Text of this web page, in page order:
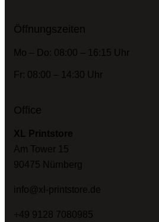
Öffnungszeiten
Mo – Do: 08:00 – 16:15 Uhr
Fr: 08:00 – 14:30 Uhr
Office
XL Printstore
Am Tower 15
90475 Nürnberg
info@xl-printstore.de
+49 9128 7080985